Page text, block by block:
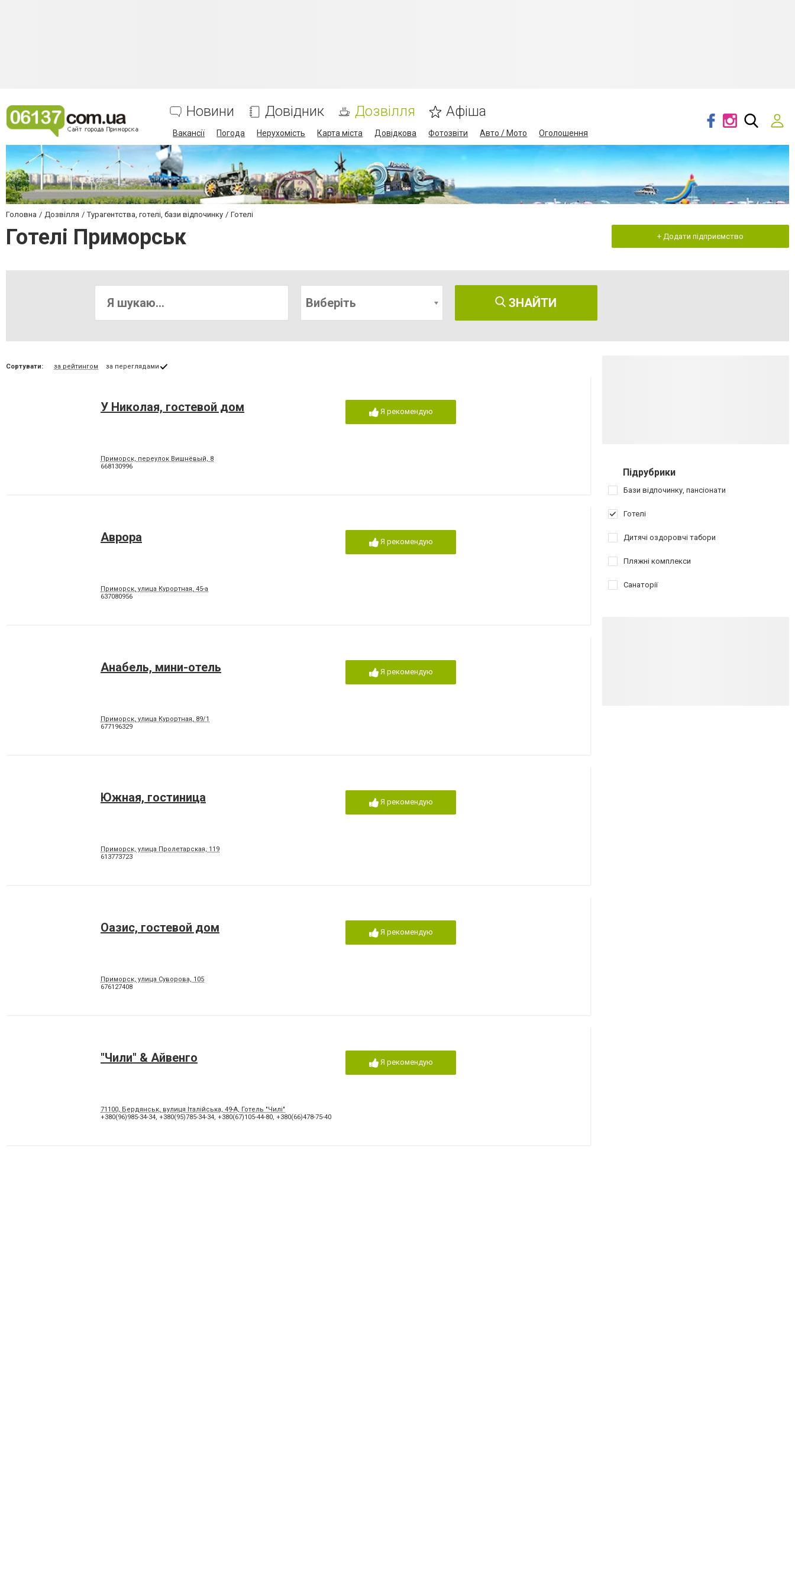
Новини Довідник Дозвілля Афіша
Вакансії Погода Нерухомість Карта міста Довідкова Фотозвіти Авто / Мото Оголошення
Головна Дозвілля Турагентства, готелі, бази відпочинку Готелі
Готелі Приморськ + Додати підприємство
Виберіть ЗНАЙТИ
Сортувати: за рейтингом за переглядами
У Николая, гостевой дом
Приморск, переулок Вишнёвый, 8
668130996
Я рекомендую
Аврора
Приморск, улица Курортная, 45-а
637080956
Я рекомендую
Анабель, мини-отель
Приморск, улица Курортная, 89/1
677196329
Я рекомендую
Южная, гостиница
Приморск, улица Пролетарская, 119
613773723
Я рекомендую
Оазис, гостевой дом
Приморск, улица Суворова, 105
676127408
Я рекомендую
"Чили" & Айвенго
71100, Бердянськ, вулиця Італійська, 49-А, Готель "Чилі"
+380(96)985-34-34, +380(95)785-34-34, +380(67)105-44-80, +380(66)478-75-40
Я рекомендую
Підрубрики
Бази відпочинку, пансіонати
Готелі
Дитячі оздоровчі табори
Пляжні комплекси
Санаторії